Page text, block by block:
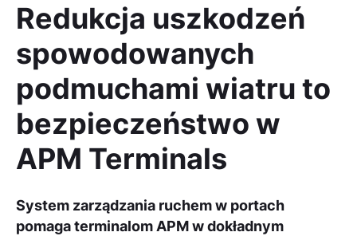
Redukcja uszkodzeń
spowodowanych
podmuchami wiatru to
bezpieczeństwo w
APM Terminals
System zarządzania ruchem w portach
pomaga terminalom APM w dokładnym